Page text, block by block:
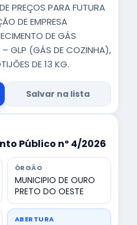
PREÇOS PARA FUTURA
DE EMPRESA
DE GÁS
– GLP (GÁS DE COZINHA),
DE 13 KG.
Salvar na lista
Público nº 4/2026
ÓRGÃO
MUNICIPIO DE OURO
PRETO DO OESTE
ABERTURA